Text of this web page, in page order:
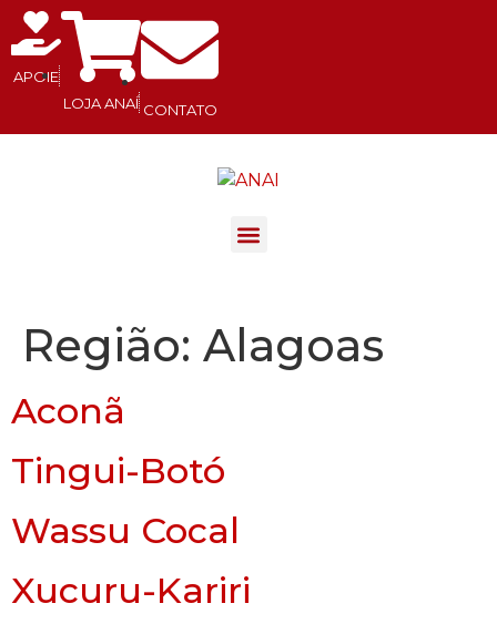
APOIE
LOJA ANAÍ CONTATO
Região: Alagoas
Aconã
Tingui-Botó
Wassu Cocal
Xucuru-Kariri